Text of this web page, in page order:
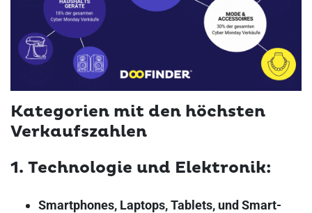
Kategorien mit den höchsten
Verkaufszahlen
1. Technologie und Elektronik:
Smartphones, Laptops, Tablets, und Smart-